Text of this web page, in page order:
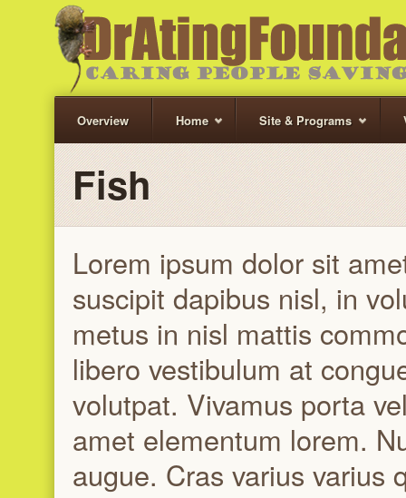
Overview Home Site & Programs
Fish
Lorem ipsum dolor sit
suscipit dapibus nisl, in
metus in nisl mattis
libero vestibulum at
volutpat. Vivamus porta
amet elementum lorem.
augue. Cras varius varius